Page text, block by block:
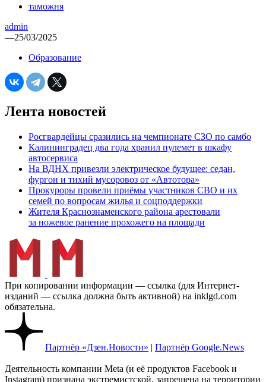
таможня
admin
—25/03/2025
Образование
Лента новостей
Росгвардейцы сразились на чемпионате СЗО по самбо
Калининградец два года хранил пулемет в шкафу
автосервиса
На ВДНХ привезли электрическое будущее: седан,
фургон и тихий мусоровоз от «Автотора»
Прокуроры провели приёмы участников СВО и их
семей по вопросам жилья и соцподдержки
Жителя Краснознаменского района арестовали
за ножевое ранение прохожего на площади
При копировании информации — ссылка (для Интернет-
изданий — ссылка должна быть активной) на inklgd.com
обязательна.
Партнёр «Дзен.Новости» | Партнёр Google.News
Деятельность компании Meta (и её продуктов Facebook и
Instagram) признана экстремистской, запрещена на территории